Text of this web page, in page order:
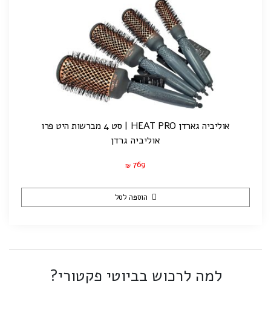
אוליביה גארדן HEAT PRO | סט 4 מברשות היט פרו
אוליביה גרדן
₪ 769
הוספה לסל
למה לרכוש בביוטי פקטורי?